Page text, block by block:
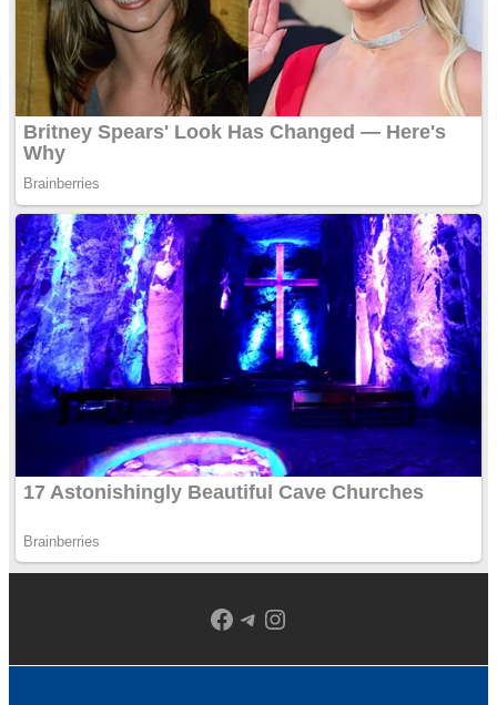
Facebook
Telegram
Instagram